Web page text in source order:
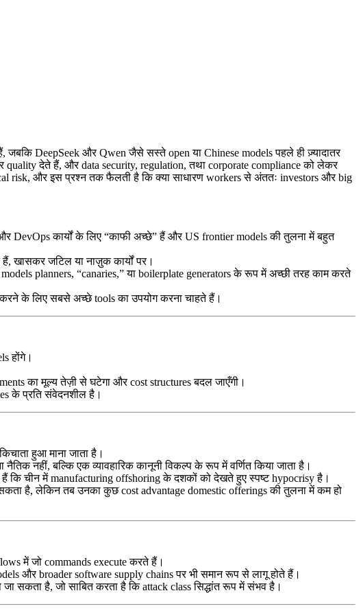
DeepSeek और Qwen जैसे सस्ते open या Chinese models पहले ही ज़्यादातर
देते हैं, और data security, regulation, तथा corporate compliance को लेकर
risk, और इस प्रश्न तक फैलती है कि क्या साधारण workers से अंततः investors और big
DevOps कार्यों के लिए “काफी अच्छे” हैं और US frontier models की तुलना में बहुत
खासकर जटिल या नाज़ुक कार्यों पर।
planners, “canaries,” या boilerplate generators के रूप में अच्छी तरह काम करते
के लिए सबसे अच्छे tools का उपयोग करना चाहते हैं।
होंगे।
का मूल्य तेज़ी से घटेगा और cost structures बदल जाएँगी।
के प्रति संवेदनशील है।
हुआ माना जाता है।
नहीं, बल्कि एक व्यावहारिक कानूनी विकल्प के रूप में वर्णित किया जाता है।
कि चीन में manufacturing offshoring के दशकों को देखते हुए स्पष्ट hypocrisy है।
है, लेकिन तब उनका कुछ cost advantage domestic offerings की तुलना में कम हो
में जो commands execute करते हैं।
और broader software supply chains पर भी समान रूप से लागू होते हैं।
सकता है, जो साबित करता है कि attack class सिद्धांत रूप में संभव है।